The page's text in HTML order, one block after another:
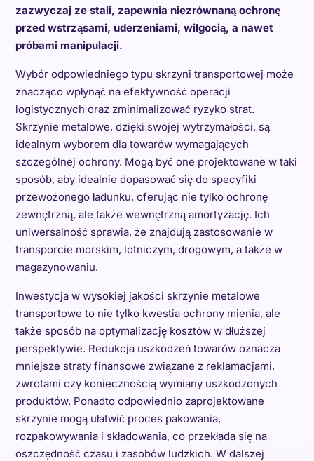
zazwyczaj ze stali, zapewnia niezrównaną ochronę
przed wstrząsami, uderzeniami, wilgocią, a nawet
próbami manipulacji.
Wybór odpowiedniego typu skrzyni transportowej może
znacząco wpłynąć na efektywność operacji
logistycznych oraz zminimalizować ryzyko strat.
Skrzynie metalowe, dzięki swojej wytrzymałości, są
idealnym wyborem dla towarów wymagających
szczególnej ochrony. Mogą być one projektowane w taki
sposób, aby idealnie dopasować się do specyfiki
przewożonego ładunku, oferując nie tylko ochronę
zewnętrzną, ale także wewnętrzną amortyzację. Ich
uniwersalność sprawia, że znajdują zastosowanie w
transporcie morskim, lotniczym, drogowym, a także w
magazynowaniu.
Inwestycja w wysokiej jakości skrzynie metalowe
transportowe to nie tylko kwestia ochrony mienia, ale
także sposób na optymalizację kosztów w dłuższej
perspektywie. Redukcja uszkodzeń towarów oznacza
mniejsze straty finansowe związane z reklamacjami,
zwrotami czy koniecznością wymiany uszkodzonych
produktów. Ponadto odpowiednio zaprojektowane
skrzynie mogą ułatwić proces pakowania,
rozpakowywania i składowania, co przekłada się na
oszczędność czasu i zasobów ludzkich. W dalszej